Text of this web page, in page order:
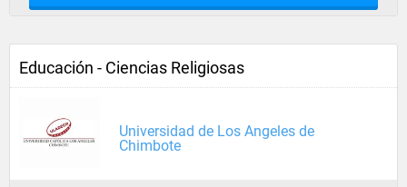
Educación - Ciencias Religiosas
Universidad de Los Angeles de
Chimbote